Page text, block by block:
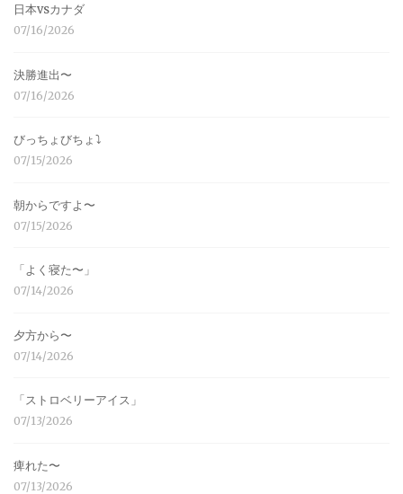
日本vsカナダ
07/16/2026
決勝進出〜
07/16/2026
びっちょびちょ⤵︎
07/15/2026
朝からですよ〜
07/15/2026
「よく寝た〜」
07/14/2026
夕方から〜
07/14/2026
「ストロベリーアイス」
07/13/2026
痺れた〜
07/13/2026